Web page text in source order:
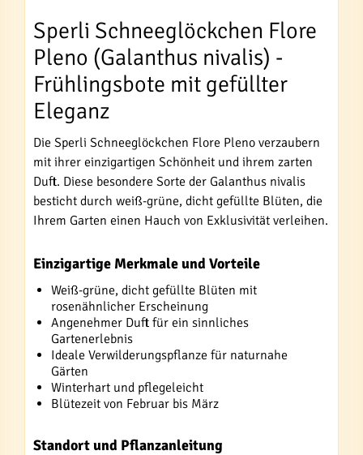
Sperli Schneeglöckchen Flore
Pleno (Galanthus nivalis) -
Frühlingsbote mit gefüllter
Eleganz
Die Sperli Schneeglöckchen Flore Pleno verzaubern
mit ihrer einzigartigen Schönheit und ihrem zarten
Duft. Diese besondere Sorte der Galanthus nivalis
besticht durch weiß-grüne, dicht gefüllte Blüten, die
Ihrem Garten einen Hauch von Exklusivität verleihen.
Einzigartige Merkmale und Vorteile
Weiß-grüne, dicht gefüllte Blüten mit
rosenähnlicher Erscheinung
Angenehmer Duft für ein sinnliches
Gartenerlebnis
Ideale Verwilderungspflanze für naturnahe
Gärten
Winterhart und pflegeleicht
Blütezeit von Februar bis März
Standort und Pflanzanleitung